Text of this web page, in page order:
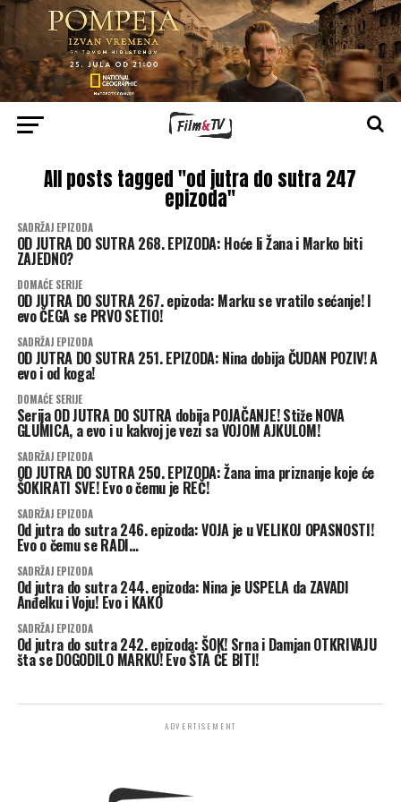
All posts tagged "od jutra do sutra 247
epizoda"
SADRŽAJ EPIZODA
OD JUTRA DO SUTRA 268. EPIZODA: Hoće li Žana i Marko biti
ZAJEDNO?
DOMAĆE SERIJE
OD JUTRA DO SUTRA 267. epizoda: Marku se vratilo sećanje! I
evo ČEGA se PRVO SETIO!
SADRŽAJ EPIZODA
OD JUTRA DO SUTRA 251. EPIZODA: Nina dobija ČUDAN POZIV! A
evo i od koga!
DOMAĆE SERIJE
Serija OD JUTRA DO SUTRA dobija POJAČANJE! Stiže NOVA
GLUMICA, a evo i u kakvoj je vezi sa VOJOM AJKULOM!
SADRŽAJ EPIZODA
OD JUTRA DO SUTRA 250. EPIZODA: Žana ima priznanje koje će
ŠOKIRATI SVE! Evo o čemu je REČ!
SADRŽAJ EPIZODA
Od jutra do sutra 246. epizoda: VOJA je u VELIKOJ OPASNOSTI!
Evo o čemu se RADI…
SADRŽAJ EPIZODA
Od jutra do sutra 244. epizoda: Nina je USPELA da ZAVADI
Anđelku i Voju! Evo i KAKO
SADRŽAJ EPIZODA
Od jutra do sutra 242. epizoda: ŠOK! Srna i Damjan OTKRIVAJU
šta se DOGODILO MARKU! Evo ŠTA ĆE BITI!
ADVERTISEMENT